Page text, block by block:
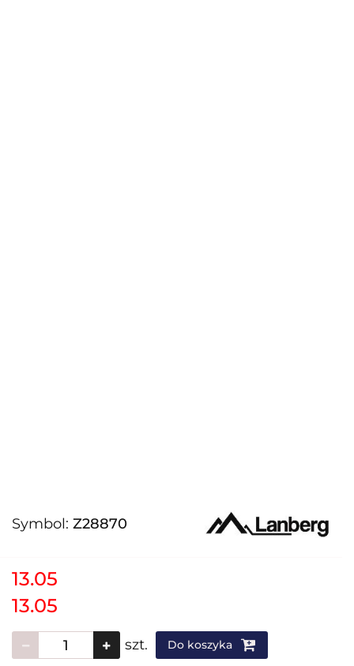
Symbol: Z28870
13.05
13.05
szt. Do koszyka